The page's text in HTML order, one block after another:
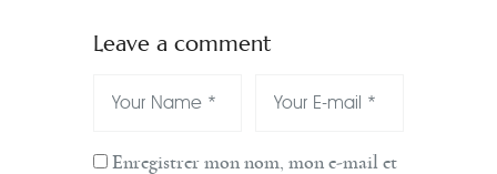
Leave a comment
Enregistrer mon nom, mon e-mail et